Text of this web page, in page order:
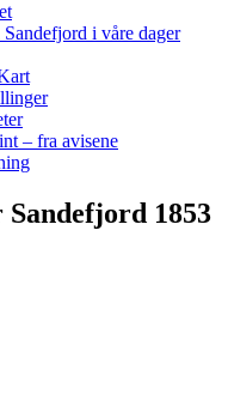
i våre dager
– fra avisene
1853